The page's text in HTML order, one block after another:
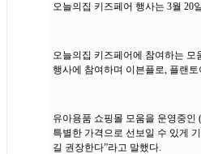
오늘의집 키즈페어 행사는 3월 20
오늘의집 키즈페어에 참여하는 모
행사에 참여하며 이븐플로, 플랜
유아용품 쇼핑몰 모움을 운영중
특별한 가격으로 선보일 수 있게
길 권장한다”라고 말했다.